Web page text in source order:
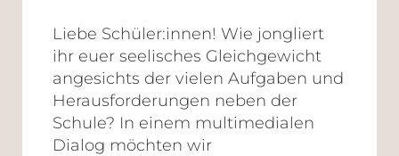
Liebe Schüler:innen! Wie jongliert
ihr euer seelisches Gleichgewicht
angesichts der vielen Aufgaben und
Herausforderungen neben der
Schule? In einem multimedialen
Dialog möchten wir